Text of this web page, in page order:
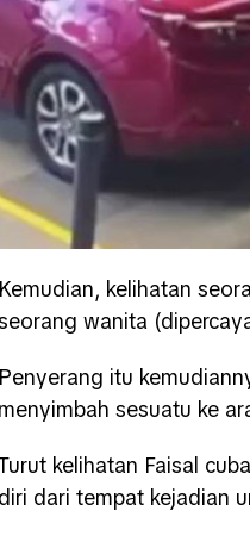
Kemudian, kelihatan
wanita
Penyerang itu
menyimbah sesuatu ke
kelihatan Faisal
diri dari tempat kejadian